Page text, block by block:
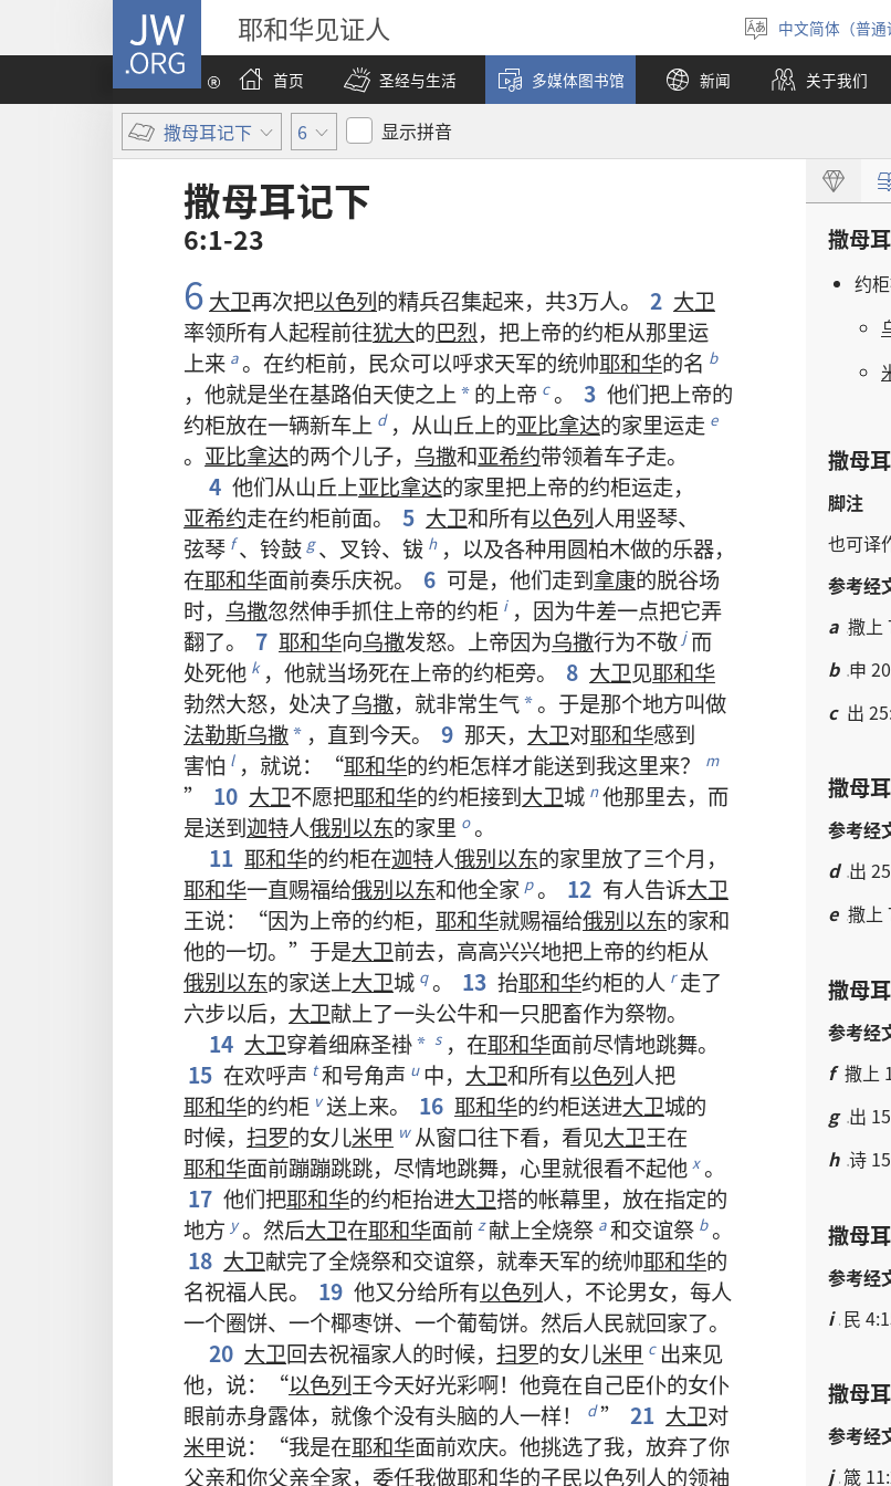
JW.ORG 耶和华见证人
选
择
语
言
中文简体（普通
首页
圣经与生活 多媒体图书馆 新闻 关于我们
撒母耳记下 6 显示拼音
撒母耳记下
6:1-23
6 大卫再次把以色列的精兵召集起来， 共3万人。 2 大卫
率领所有人起程前往犹大的巴烈， 把上帝的约柜从那里运
上来 a 。 在约柜前， 民众可以呼求天军的统帅耶和华的名 b
， 他就是坐在基路伯天使之上* 的上帝 c 。 3 他们把上帝的
约柜放在一辆新车上 d ， 从山丘上的亚比拿达的家里运走 e
。 亚比拿达的两个儿子， 乌撒和亚希约带领着车子走。
4 他们从山丘上亚比拿达的家里把上帝的约柜运走，
亚希约走在约柜前面。 5 大卫和所有以色列人用竖琴、
弦琴 f 、 铃鼓 g 、 叉铃、 钹 h ， 以及各种用圆柏木做的乐器，
在耶和华面前奏乐庆祝。 6 可是， 他们走到拿康的脱谷场
时， 乌撒忽然伸手抓住上帝的约柜 i ， 因为牛差一点把它弄
翻了。 7 耶和华向乌撒发怒。 上帝因为乌撒行为不敬 j 而
处死他 k ， 他就当场死在上帝的约柜旁。 8 大卫见耶和华
勃然大怒， 处决了乌撒， 就非常生气* 。 于是那个地方叫做
法勒斯乌撒* ， 直到今天。 9 那天， 大卫对耶和华感到
害怕 l ， 就说：“耶和华的约柜怎样才能送到我这里来？ m
” 10 大卫不愿把耶和华的约柜接到大卫城 n 他那里去， 而
是送到迦特人俄别以东的家里 o 。
11 耶和华的约柜在迦特人俄别以东的家里放了三个月 ，
耶和华一直赐福给俄别以东和他全家 p 。 12 有人告诉大卫
王说：“因为上帝的约柜， 耶和华就赐福给俄别以东的家和
他的一切。” 于是大卫前去， 高高兴兴地把上帝的约柜从
俄别以东的家送上大卫城 q 。 13 抬耶和华约柜的人 r 走了
六步以后， 大卫献上了一头公牛和一只肥畜作为祭物。
14 大卫穿着细麻圣褂* s ， 在耶和华面前尽情地跳舞。
15 在欢呼声 t 和号角声 u 中， 大卫和所有以色列人把
耶和华的约柜 v 送上来。 16 耶和华的约柜送进大卫城的
时候， 扫罗的女儿米甲 w 从窗口往下看， 看见大卫王在
耶和华面前蹦蹦跳跳， 尽情地跳舞， 心里就很看不起他 x 。
17 他们把耶和华的约柜抬进大卫搭的帐幕里， 放在指定的
地方 y 。 然后大卫在耶和华面前 z 献上全烧祭 a 和交谊祭 b 。
18 大卫献完了全烧祭和交谊祭， 就奉天军的统帅耶和华的
名祝福人民。 19 他又分给所有以色列人， 不论男女， 每人
一个圈饼、 一个椰枣饼、 一个葡萄饼。 然后人民就回家了。
20 大卫回去祝福家人的时候， 扫罗的女儿米甲 c 出来见
他， 说：“以色列王今天好光彩啊！ 他竟在自己臣仆的女仆
眼前赤身露体， 就像个没有头脑的人一样！ d ” 21 大卫对
米甲说：“我是在耶和华面前欢庆。 他挑选了我， 放弃了你
父亲和你父亲全家， 委任我做耶和华的子民以色列人的领袖
撒母
约柜
撒母
脚注
也可译
参考经
a 撒上
b 申
c 出
撒母
参考经
d 出
e 撒上
撒母
参考经
f 撒上
g 出
h 诗
撒母
参考经
i 民
撒母
参考经
j 箴